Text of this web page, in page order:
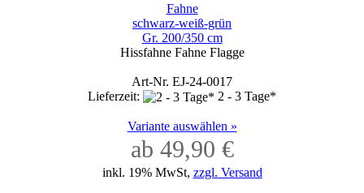
Fahne
schwarz-weiß-grün
Gr. 200/350 cm
Hissfahne Fahne Flagge
Art-Nr. EJ-24-0017
Lieferzeit:
2 - 3 Tage*
Variante auswählen »
ab 49,90 €
inkl. 19% MwSt, zzgl. Versand